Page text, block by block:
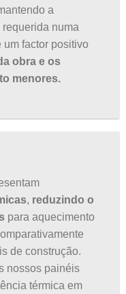
a
numa
um factor positivo
obra e os
menores.
, reduzindo o
para aquecimento
de construção.
nossos painéis
térmica em